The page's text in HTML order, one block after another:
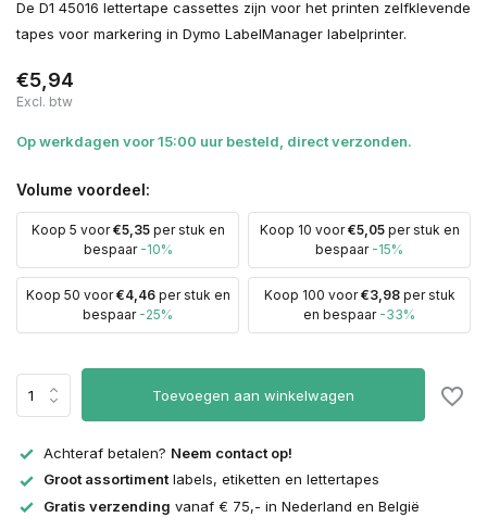
De D1 45016 lettertape cassettes zijn voor het printen zelfklevende
tapes voor markering in Dymo LabelManager labelprinter.
€5,94
Excl. btw
Op werkdagen voor 15:00 uur besteld, direct verzonden.
Volume voordeel:
Koop 5 voor€5,35per stuk en
bespaar -10%
Koop 10 voor€5,05per stuk en
bespaar -15%
Koop 50 voor€4,46per stuk en
bespaar -25%
Koop 100 voor€3,98per stuk
en bespaar -33%
Toevoegen aan winkelwagen
Achteraf betalen? Neem contact op!
Groot assortimentlabels, etiketten en lettertapes
Gratis verzending vanaf € 75,- in Nederland en België